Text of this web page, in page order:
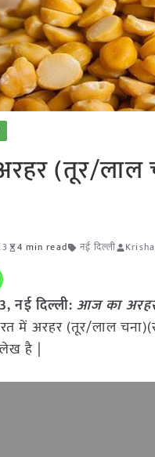
(तूर/लाल
4 min read नई दिल्ली
नई दिल्ली: आज का
में अरहर (तूर/लाल
है |